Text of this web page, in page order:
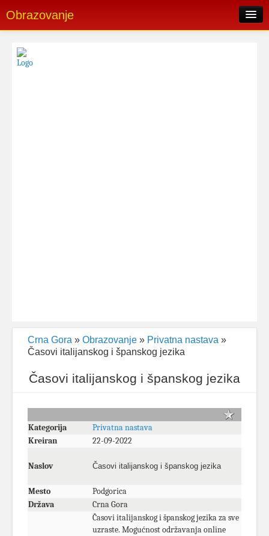
Obrazovanje
Skorašnji oglasi
Crna Gora » Obrazovanje » Privatna nastava »
Časovi italijanskog i španskog jezika
Časovi italijanskog i španskog jezika
Kategorija
Privatna nastava
Kreiran
22-09-2022
Naslov Časovi italijanskog i španskog jezika
Mesto
Podgorica
Država
Crna Gora
Časovi italijanskog i španskog jezika za sve
uzraste. Mogućnost održavanja online